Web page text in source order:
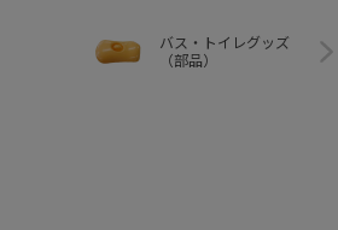
バス・トイレグッズ
（部品）